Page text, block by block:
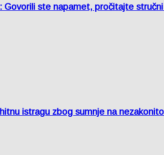
Govorili ste napamet, pročitajte
istragu zbog sumnje na